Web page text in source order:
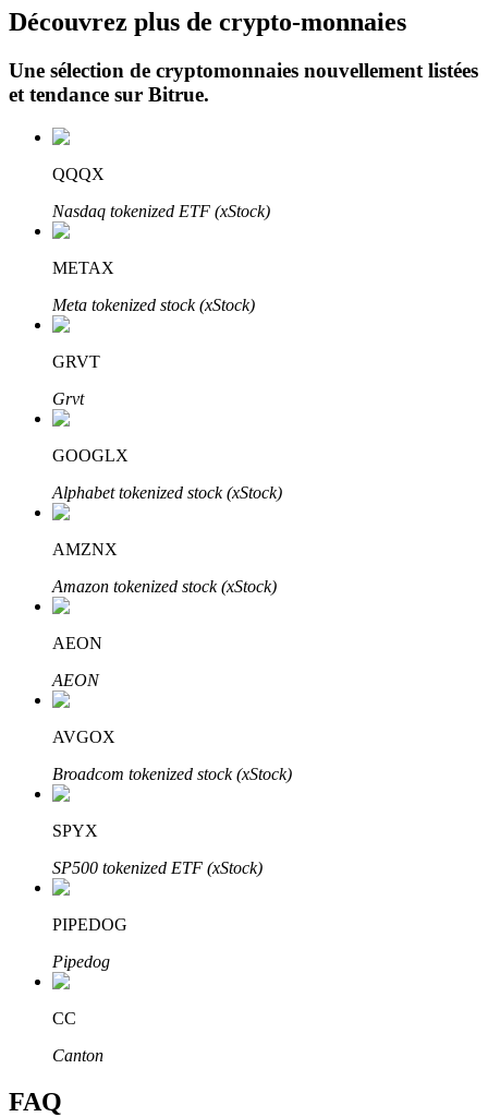
Investissement automobile
Obtenez des bénéfices à long terme et des intérêts flexibles
Bitrue
Partenaires Bitrue
Affiliés Bitrue
Jusqu'à 65 % de commissions !
Découvrez plus de crypto-monnaies
Une sélection de cryptomonnaies nouvellement listées
et tendance sur Bitrue.
QQQX
Nasdaq tokenized ETF (xStock)
METAX
Meta tokenized stock (xStock)
GRVT
Grvt
GOOGLX
Alphabet tokenized stock (xStock)
AMZNX
Amazon tokenized stock (xStock)
AEON
AEON
AVGOX
Broadcom tokenized stock (xStock)
SPYX
SP500 tokenized ETF (xStock)
PIPEDOG
Pipedog
CC
Canton
FAQ